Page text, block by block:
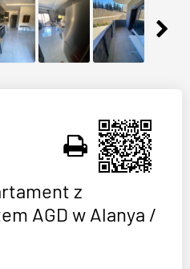
z
AGD w Alanya /